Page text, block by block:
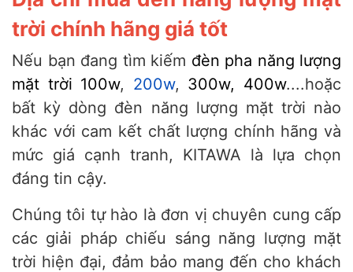
trời chính hãng giá tốt
Nếu bạn đang tìm kiếm đèn pha năng lượng
mặt trời 100w, 200w, 300w, 400w....hoặc
bất kỳ dòng đèn năng lượng mặt trời nào
khác với cam kết chất lượng chính hãng và
mức giá cạnh tranh, KITAWA là lựa chọn
đáng tin cậy.
Chúng tôi tự hào là đơn vị chuyên cung cấp
các giải pháp chiếu sáng năng lượng mặt
trời hiện đại, đảm bảo mang đến cho khách